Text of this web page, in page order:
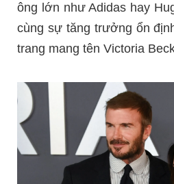
ông lớn như Adidas hay
cùng sự tăng trưởng ổn
trang mang tên Victoria